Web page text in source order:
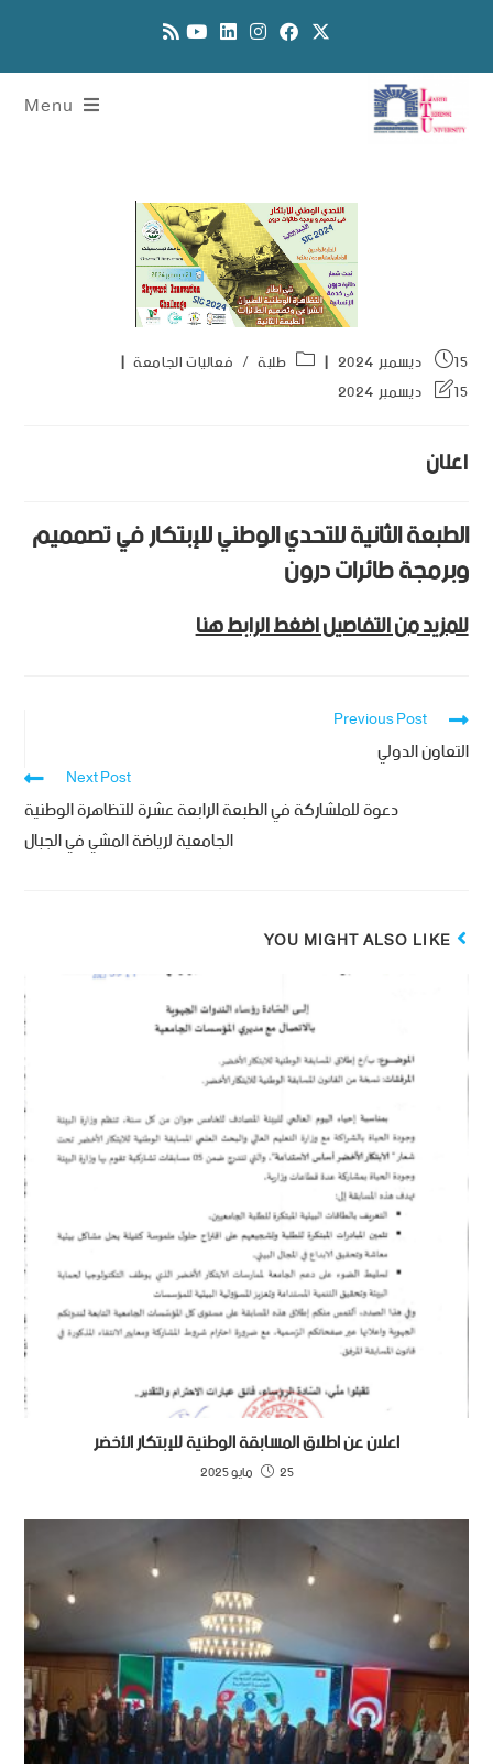
Menu
15 ديسمبر 2024 طلبة / فعاليات الجامعة
15 ديسمبر 2024
اعلان
الطبعة الثانية للتحدي الوطني للإبتكار في تصمميم
وبرمجة طائرات درون
للمزيد من التفاصيل اضغط الرابط هنا
Previous Post
التعاون الدولي
Next Post
دعوة للملشاركة في الطبعة الرابعة عشرة للتظاهرة الوطنية
الجامعية لرياضة المشي في الجبال
YOU MIGHT ALSO LIKE
اعلان عن اطلاق المسابقة الوطنية للإبتكار الأخضر
25 مايو 2025